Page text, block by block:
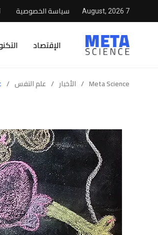
7 August, 2026 سياسة الخصوصية
الإقتصاد
Meta Science
/ الأخبار / علم النفس /